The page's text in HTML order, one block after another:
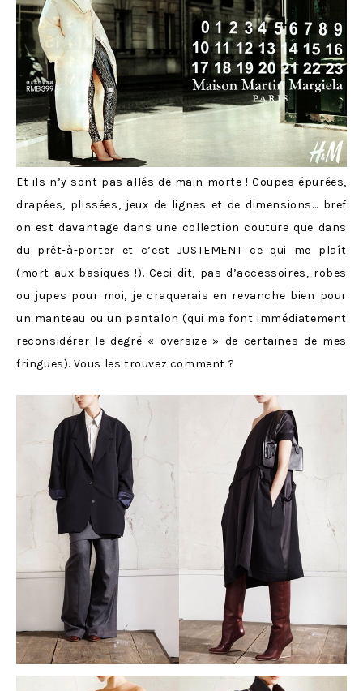
Et ils n’y sont pas allés de main morte ! Coupes épurées,
drapées, plissées, jeux de lignes et de dimensions… bref
on est davantage dans une collection couture que dans
du prêt-à-porter et c’est JUSTEMENT ce qui me plaît
(mort aux basiques !). Ceci dit, pas d’accessoires, robes
ou jupes pour moi, je craquerais en revanche bien pour
un manteau ou un pantalon (qui me font immédiatement
reconsidérer le degré « oversize » de certaines de mes
fringues). Vous les trouvez comment ?